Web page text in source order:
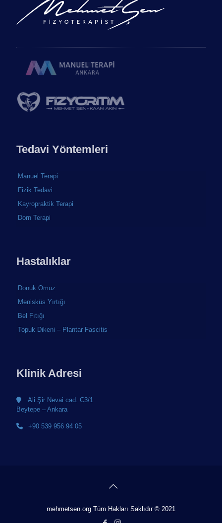
Tedavi Yöntemleri
Manuel Terapi
Fizik Tedavi
Kayropraktik Terapi
Dorn Terapi
Hastalıklar
Donuk Omuz
Menisküs Yırtığı
Bel Fıtığı
Topuk Dikeni – Plantar Fascitis
Klinik Adresi
Ali Şir Nevai cad. C3/1
Beytepe – Ankara
+90 539 956 94 05
mehmetsen.org Tüm Hakları Saklıdır © 2021